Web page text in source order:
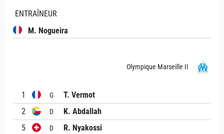
ENTRAÎNEUR
M. Nogueira
Olympique Marseille II
1 G
T. Vermot
2
D
K. Abdallah
5
D
R. Nyakossi